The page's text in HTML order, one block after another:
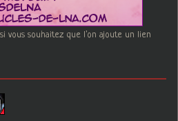
vous souhaitez que l'on ajoute un lien